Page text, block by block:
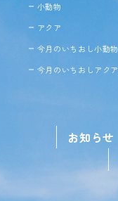
小動物
アクア
今月のいちおし小動物
今月のいちおしアクア
お知らせ